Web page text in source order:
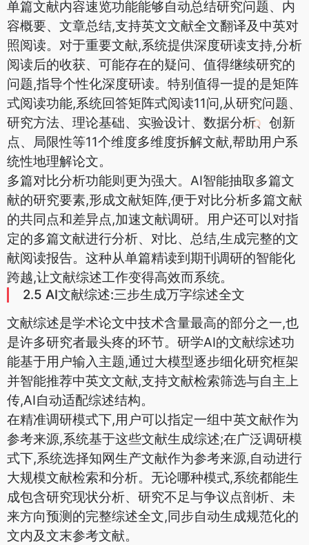
单篇文献内容速览功能能够自动总结研究问题、内
容概要、文章总结,支持英文文献全文翻译及中英对
照阅读。对于重要文献,系统提供深度研读支持,分析
阅读后的收获、可能存在的疑问、值得继续研究的
问题,指导个性化深度研读。特别值得一提的是矩阵
式阅读功能,系统回答矩阵式阅读11问,从研究问题、
研究方法、理论基础、实验设计、数据分析、创新
点、局限性等11个维度多维度拆解文献,帮助用户系
统性地理解论文。
多篇对比分析功能则更为强大。AI智能抽取多篇文
献的研究要素,形成文献矩阵,便于对比分析多篇文献
的共同点和差异点,加速文献调研。用户还可以对指
定的多篇文献进行分析、对比、总结,生成完整的文
献阅读报告。这种从单篇精读到期刊调研的智能化
跨越,让文献综述工作变得高效而系统。
2.5 AI文献综述:三步生成万字综述全文
文献综述是学术论文中技术含量最高的部分之一,也
是许多研究者最头疼的环节。研学AI的文献综述功
能基于用户输入主题,通过大模型逐步细化研究框架
并智能推荐中英文文献,支持文献检索筛选与自主上
传,AI自动适配综述结构。
在精准调研模式下,用户可以指定一组中英文献作为
参考来源,系统基于这些文献生成综述;在广泛调研模
式下,系统选择知网生产文献作为参考来源,自动进行
大规模文献检索和分析。无论哪种模式,系统都能生
成包含研究现状分析、研究不足与争议点剖析、未
来方向预测的完整综述全文,同步自动生成规范化的
文内及文末参考文献。